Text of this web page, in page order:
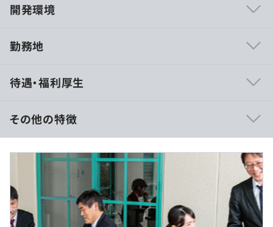
開発環境
・資格取得奨励金（お祝い金）制度あり
・オンライントレーニング利用可
ご入社にあわせて、業務に最適なマシンをご用意します。
勤務地
待遇・福利厚生
■賃金形態：月給制（日給月給）
■賃金の決定方法：当社規定により決定
■月給：245,000円（院了）、235,000円（大卒）
■基本給：院了21.2万円、大卒20.2万円
■固定残業代：あり
（院了／大卒33,000円）※15時間分。超過分は別途支給
その他の特徴